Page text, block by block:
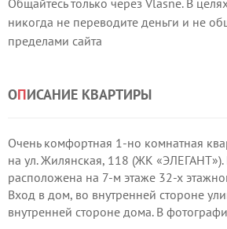
Общайтесь только через Vlasne. В
никогда не переводите деньги и не
пределами сайта
ОПИСАНИЕ КВАРТИРЫ
Очень комфортная 1-но комнатная
на ул. Жилянская, 118 (ЖК «ЭЛЕГАНТ»).
расположена на 7-м этаже 32-х
Вход в дом, во внутренней стороне
внутренней стороне дома. В